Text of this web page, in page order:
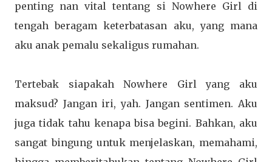
penting nan vital tentang si Nowhere Girl di
tengah beragam keterbatasan aku, yang mana
aku anak pemalu sekaligus rumahan.
Tertebak siapakah Nowhere Girl yang aku
maksud? Jangan iri, yah. Jangan sentimen. Aku
juga tidak tahu kenapa bisa begini. Bahkan, aku
sangat bingung untuk menjelaskan, memahami,